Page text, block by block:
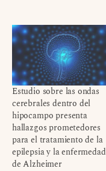
Estudio sobre las ondas
cerebrales dentro del
hipocampo presenta
hallazgos prometedores
para el tratamiento de la
epilepsia y la enfermedad
de Alzheimer